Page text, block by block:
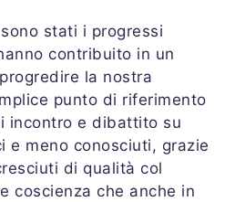
stati i progressi
contribuito in un
la nostra
punto di riferimento
incontro e dibattito su
e meno conosciuti, grazie
di qualità col
coscienza che anche in